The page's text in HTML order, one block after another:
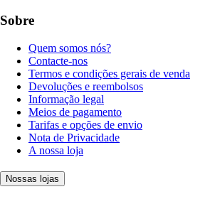
Sobre
Quem somos nós?
Contacte-nos
Termos e condições gerais de venda
Devoluções e reembolsos
Informação legal
Meios de pagamento
Tarifas e opções de envio
Nota de Privacidade
A nossa loja
Nossas lojas